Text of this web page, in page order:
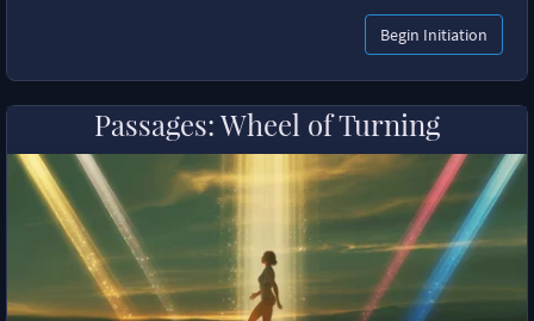
Begin Initiation
Passages: Wheel of Turning